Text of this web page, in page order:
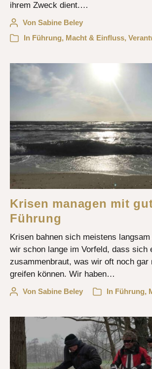
ihrem Zweck dient.…
Von Sabine Beley
In Führung, Macht & Einfluss,
Krisen managen mit
Führung
Krisen bahnen sich meistens
wir schon lange im Vorfeld, dass sich
zusammenbraut, was wir oft noch gar
greifen können. Wir haben…
Von Sabine Beley In Führung,